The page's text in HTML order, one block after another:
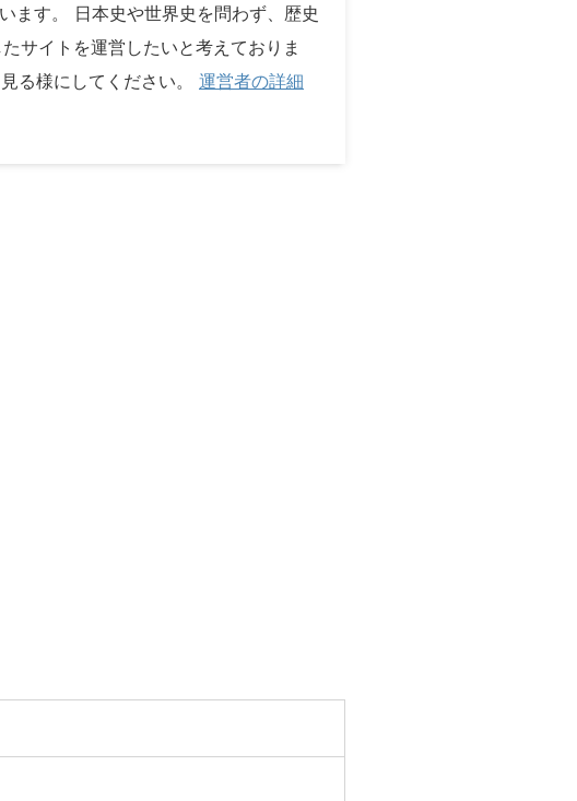
ます。 日本史や世界史を問わず、歴史
サイトを運営したいと考えておりま
る様にしてください。 運営者の詳細